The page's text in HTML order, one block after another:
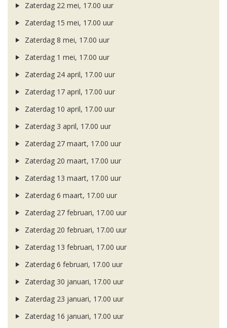
Zaterdag 22 mei, 17.00 uur
Zaterdag 15 mei, 17.00 uur
Zaterdag 8 mei, 17.00 uur
Zaterdag 1 mei, 17.00 uur
Zaterdag 24 april, 17.00 uur
Zaterdag 17 april, 17.00 uur
Zaterdag 10 april, 17.00 uur
Zaterdag 3 april, 17.00 uur
Zaterdag 27 maart, 17.00 uur
Zaterdag 20 maart, 17.00 uur
Zaterdag 13 maart, 17.00 uur
Zaterdag 6 maart, 17.00 uur
Zaterdag 27 februari, 17.00 uur
Zaterdag 20 februari, 17.00 uur
Zaterdag 13 februari, 17.00 uur
Zaterdag 6 februari, 17.00 uur
Zaterdag 30 januari, 17.00 uur
Zaterdag 23 januari, 17.00 uur
Zaterdag 16 januari, 17.00 uur